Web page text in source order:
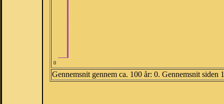
0
Gennemsnit gennem ca. 100 år: 0. Gennemsnit siden